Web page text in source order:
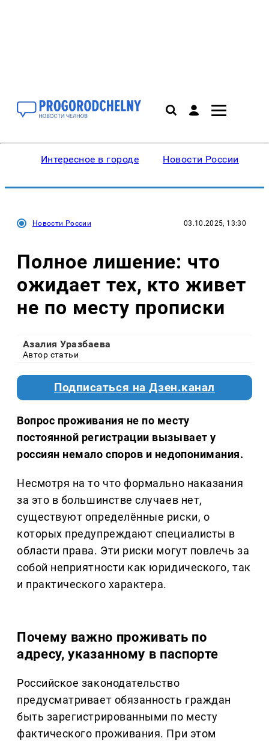
Интересное в городе Новости России
Новости России 03.10.2025, 13:30
Полное лишение: что
ожидает тех, кто живет
не по месту прописки
Азалия Уразбаева
Автор статьи
Подписаться на Дзен.канал
Вопрос проживания не по месту
постоянной регистрации вызывает у
россиян немало споров и недопонимания.
Несмотря на то что формально наказания
за это в большинстве случаев нет,
существуют определённые риски, о
которых предупреждают специалисты в
области права. Эти риски могут повлечь за
собой неприятности как юридического, так
и практического характера.
Почему важно проживать по
адресу, указанному в паспорте
Российское законодательство
предусматривает обязанность граждан
быть зарегистрированными по месту
фактического проживания. При этом